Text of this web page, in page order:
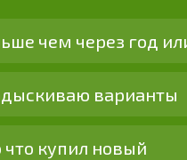
чем через год
варианты
что купил новый